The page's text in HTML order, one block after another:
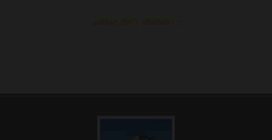
Zurück zum Magazin »